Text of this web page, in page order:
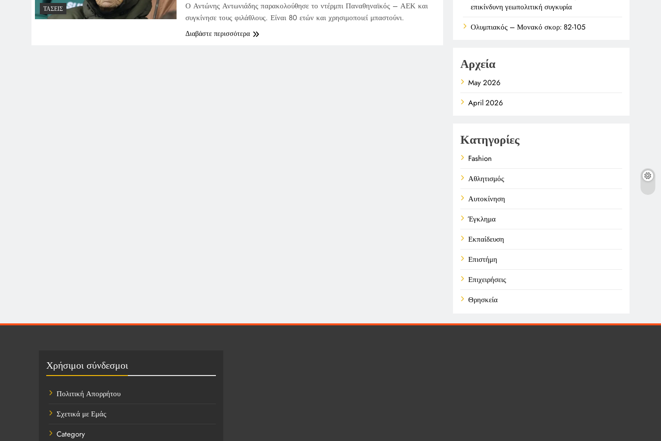
ΤΆΣΕΙΣ
Ο Αντώνης Αντωνιάδης παρακολούθησε το ντέρμπι Παναθηναϊκός – ΑΕΚ και
συγκίνησε τους φιλάθλους. Είναι 80 ετών και χρησιμοποιεί μπαστούνι.
Διαβάστε περισσότερα
επικίνδυνη γεωπολιτική συγκυρία
Ολυμπιακός – Μονακό σκορ: 82-105
Αρχεία
May 2026
April 2026
Κατηγορίες
Fashion
Αθλητισμός
Αυτοκίνηση
Έγκλημα
Εκπαίδευση
Επιστήμη
Επιχειρήσεις
Θρησκεία
Χρήσιμοι σύνδεσμοι
Πολιτική Απορρήτου
Σχετικά με Εμάς
Category